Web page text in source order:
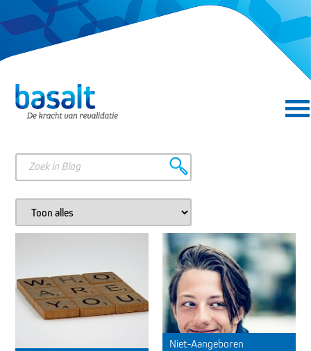
Direct naar de contentDirect naar de navigatie
Niet-Aangeboren